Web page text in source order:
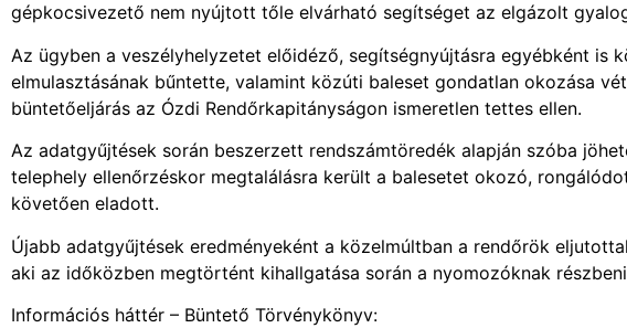
gépkocsivezető nem nyújtott tőle elvárható segítséget az elgázolt
Az ügyben a veszélyhelyzetet előidéző, segítségnyújtásra egyébként is
elmulasztásának bűntette, valamint közúti baleset gondatlan okozása
büntetőeljárás az Ózdi Rendőrkapitányságon ismeretlen tettes ellen.
Az adatgyűjtések során beszerzett rendszámtöredék alapján szóba
telephely ellenőrzéskor megtalálásra került a balesetet okozó,
követően eladott.
Újabb adatgyűjtések eredményeként a közelmúltban a rendőrök
aki az időközben megtörtént kihallgatása során a nyomozóknak
Információs háttér – Büntető Törvénykönyv: